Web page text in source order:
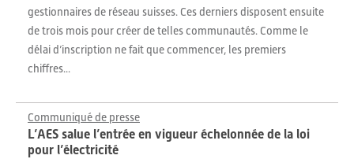
gestionnaires de réseau suisses. Ces derniers disposent ensuite
de trois mois pour créer de telles communautés. Comme le
délai d’inscription ne fait que commencer, les premiers
chiffres...
Communiqué de presse
L’AES salue l’entrée en vigueur échelonnée de la loi
pour l’électricité